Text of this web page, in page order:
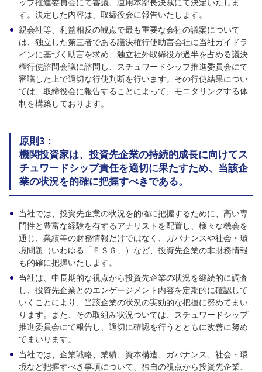
ップ推進委員会にて審議、運用本部長決裁にて決定いたしま
す。決定した内容は、取締役会に報告いたします。
親会社等、利益相反の観点で最も重要な会社の議案について
は、独立した第三者である議決権行使助言会社に当社ガイドラ
インに基づく助言を求め、独立社外取締役が過半を占める議決
権行使諮問会議に諮問し、スチュワードシップ推進委員会にて
審議した上で適切な行使判断を行います。その行使結果につい
ては、取締役会に報告することによって、モニタリングする体
制を構築しております。
原則3：
機関投資家は、投資先企業の持続的成長に向けてス
チュワードシップ責任を適切に果たすため、当該企
業の状況を的確に把握すべきである。
当社では、投資先企業の状況を的確に把握するために、高い専
門性と豊富な経験を有するアナリストを配置し、様々な機会を
通じ、業績等の財務情報だけではなく、ガバナンスや社会・環
境問題（いわゆる「ＥＳＧ」）など、投資先企業の非財務情報
も的確に把握いたします。
当社は、中長期的な視点から投資先企業の状況を継続的に調査
し、投資先企業とのエンゲージメント内容を定期的に確認して
いくことにより、当該企業の状況の実効的な把握に努めてまい
ります。また、その取組み状況ついては、スチュワードシップ
推進委員会にて報告し、適切に確認を行うとともに改善に努め
てまいります。
当社では、企業戦略、業績、資本構造、ガバナンス、社会・環
境など把握すべき事項について、独自の視点から投資先企業、